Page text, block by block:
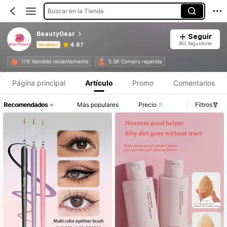
Buscar en la Tienda
BeautyGear
Vendedor 4.87
Seguir
383 Seguidores
17K Vendido recientemente 5.3K Compra repetida
Página principal Artículo Promo Comentarios
Recomendados Más populares Precio Filtros